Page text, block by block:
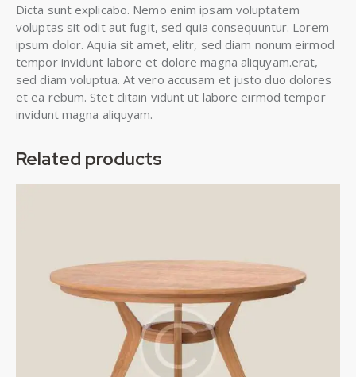
Dicta sunt explicabo. Nemo enim ipsam voluptatem
voluptas sit odit aut fugit, sed quia consequuntur. Lorem
ipsum dolor. Aquia sit amet, elitr, sed diam nonum eirmod
tempor invidunt labore et dolore magna aliquyam.erat,
sed diam voluptua. At vero accusam et justo duo dolores
et ea rebum. Stet clitain vidunt ut labore eirmod tempor
invidunt magna aliquyam.
Related products